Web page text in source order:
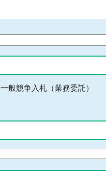
一般競争入札（業務委託）